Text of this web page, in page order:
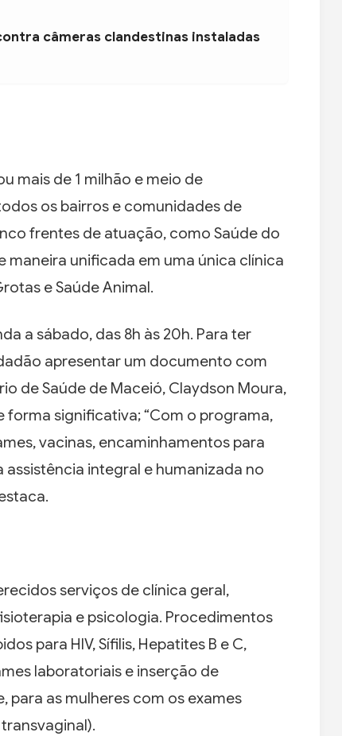
câmeras clandestinas instaladas
mais de 1 milhão e meio de
os bairros e comunidades de
frentes de atuação, como Saúde do
maneira unificada em uma única clínica
e Saúde Animal.
a sábado, das 8h às 20h. Para ter
apresentar um documento com
de Saúde de Maceió, Claydson Moura,
significativa; “Com o programa,
vacinas, encaminhamentos para
integral e humanizada no
serviços de clínica geral,
e psicologia. Procedimentos
para HIV, Sífilis, Hepatites B e C,
laboratoriais e inserção de
para as mulheres com os exames